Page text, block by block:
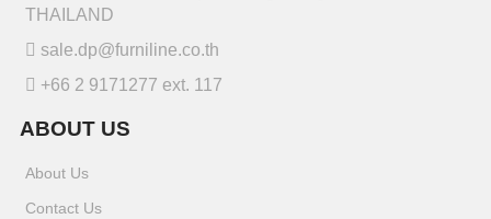
THAILAND
sale.dp@furniline.co.th
+66 2 9171277 ext. 117
ABOUT US
About Us
Contact Us